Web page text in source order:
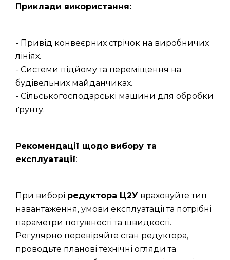
Приклади використання:
- Привід конвеєрних стрічок на виробничих
лініях.
- Системи підйому та переміщення на
будівельних майданчиках.
- Сільськогосподарські машини для обробки
ґрунту.
Рекомендації щодо вибору та
експлуатації:
При виборі редуктора Ц2У враховуйте тип
навантаження, умови експлуатації та потрібні
параметри потужності та швидкості.
Регулярно перевіряйте стан редуктора,
проводьте планові технічні огляди та